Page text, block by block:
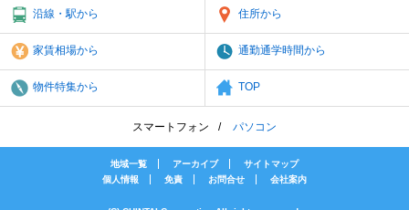
沿線・駅から 住所から
家賃相場から 通勤通学時間から
物件特集から TOP
スマートフォン パソコン
地域一覧 アーカイブ
サイトマップ
個人情報
免責 お問合せ 会社案内